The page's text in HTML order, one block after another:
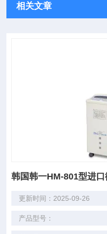
相关文章
韩国韩一HM-801型进
更新时间：2025-09-26
产品型号：